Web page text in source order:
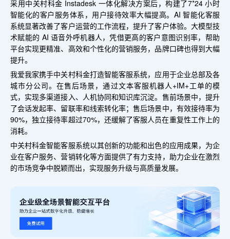
采用中关村科金 Instadesk 一体化解决方案后，构建了7*24 小时
智能化的客户服务体系，用户接待效率大幅提高。AI 智能化客服
系统显著改善了客户运营的工作流程，提升了客户体验。大模型技
术赋能的 AI 语音外呼机器人，凭借更高的客户意图识别率，帮助
平台实现更精准、高效和个性化的营销服务，品牌口碑也得到大幅
提升。
我爱我家携手中关村科金打造智能客服系统，应用于企业总部及各
城市分公司。在售后场景，通过文本客服机器人+IM+工单的模
式，实现多渠道接入、人机协同和知识库沉淀。售前场景中，提升
了会话发起率、留联率和线索转化率；售后场景中，有效接待率为
90%，独立接待率超过70%，还缓解了客服人员在重复性工作上的
消耗。
中关村科金智能客服系统以其创新的功能和出色的应用成果，为企
业在客户服务、营销转化等方面提供了有力支持，助力企业在激烈
的市场竞争中脱颖而出，实现服务升级与高质量发展。